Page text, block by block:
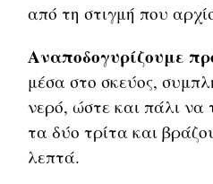
από τη στιγμή που
Αναποδογυρίζουμε
μέσα στο σκεύος,
νερό, ώστε και πάλι
τα δύο τρίτα και
λεπτά.